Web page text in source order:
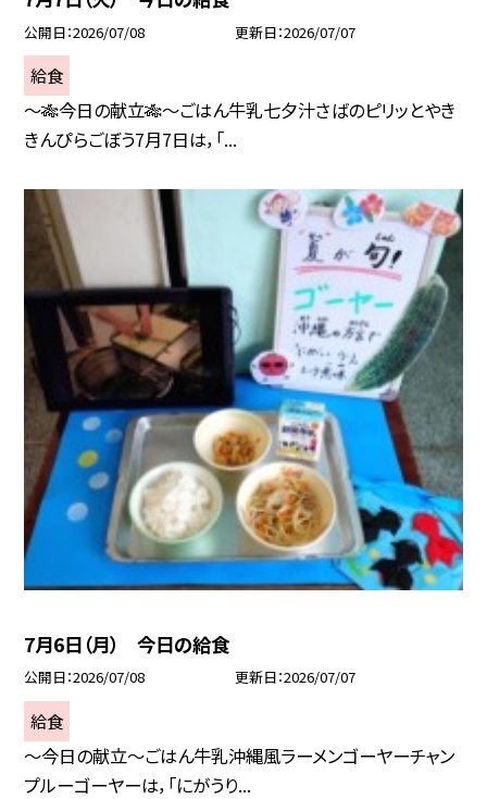
公開日 2026/07/08 更新日 2026/07/07
給食
～🎋今日の献立🎋～ごはん牛乳七夕汁さばのピリッとやき
きんぴらごぼう7月7日は，「...
7月6日（月） 今日の給食
公開日 2026/07/08 更新日 2026/07/07
給食
～今日の献立～ごはん牛乳沖縄風ラーメンゴーヤーチャン
プルーゴーヤーは，「にがうり...